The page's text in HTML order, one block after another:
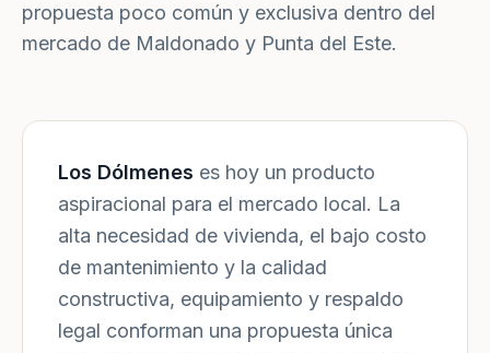
propuesta poco común y exclusiva dentro del
mercado de Maldonado y Punta del Este.
Los Dólmenes es hoy un producto
aspiracional para el mercado local. La
alta necesidad de vivienda, el bajo costo
de mantenimiento y la calidad
constructiva, equipamiento y respaldo
legal conforman una propuesta única